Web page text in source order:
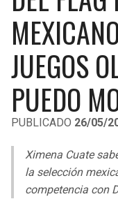
LIGA DE EXPANSIÓN MX
LEAGUES CUP
UEFA EUROPA LEAGUE
UEFA CONFERENCE
COPA LIBERTADORES
LIGA BETPLAY
RAIDERS
CHARGERS
RAVENS
CAVALIERS
PISTONS
PACERS
JUEGOS
PUEDO
PUBLICADO 26/05/
Ximena Cuate
la selección
competencia con